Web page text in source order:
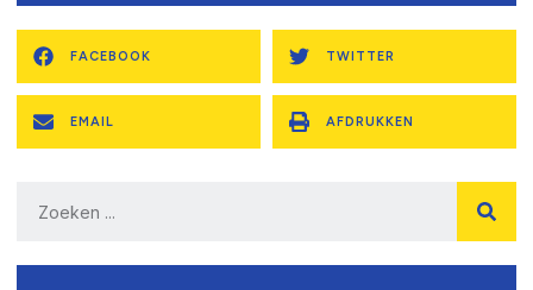
FACEBOOK TWITTER
EMAIL AFDRUKKEN